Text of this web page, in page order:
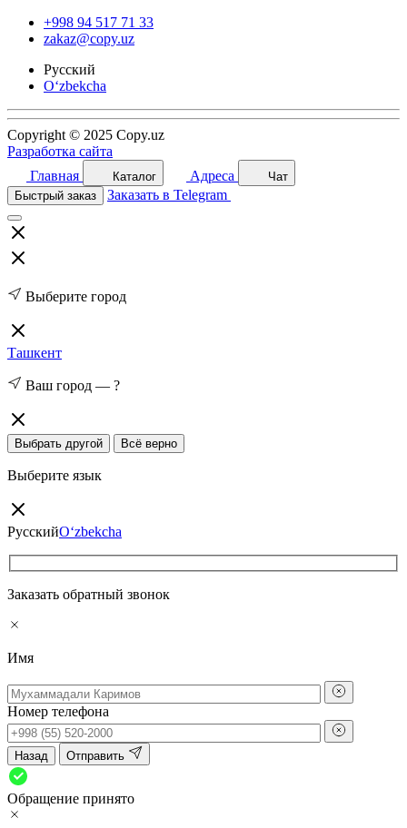
+998 94 517 71 33
zakaz@copy.uz
Русский
O‘zbekcha
Copyright © 2025 Copy.uz
Разработка сайта
Главная
Каталог Адреса
Чат
Быстрый заказ
Заказать в Telegram
Выберите город
Ташкент
Ваш город — ?
Выбрать другой Всё верно
Выберите язык
РусскийO‘zbekcha
Заказать обратный звонок
Имя
Номер телефона
Назад Отправить
Обращение принято